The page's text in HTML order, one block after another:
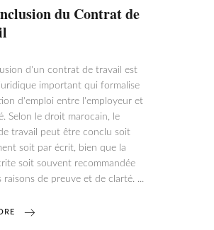
du Contrat de
d'un contrat de travail est
important qui formalise
d'emploi entre l'employeur et
Selon le droit marocain, le
travail peut être conclu soit
soit par écrit, bien que la
soit souvent recommandée
raisons de preuve et de clarté.